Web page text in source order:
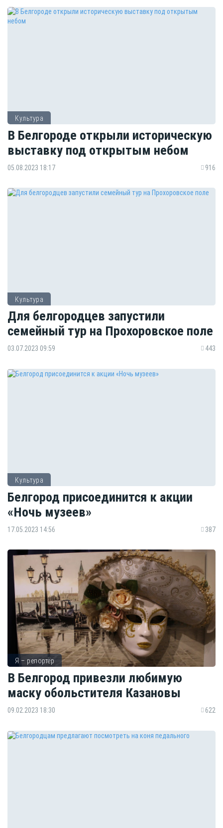
Культура
В Белгороде открыли историческую
выставку под открытым небом
05.08.2023 18:17 916
Культура
Для белгородцев запустили
семейный тур на Прохоровское поле
03.07.2023 09:59 443
Культура
Белгород присоединится к акции
«Ночь музеев»
17.05.2023 14:56 387
Я – репортёр
В Белгород привезли любимую
маску обольстителя Казановы
09.02.2023 18:30 622